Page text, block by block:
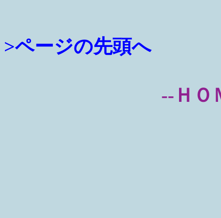
>ページの先頭へ
--ＨＯ